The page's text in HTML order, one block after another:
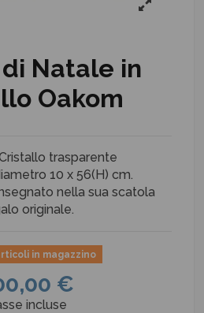
Natale in
Oakom
trasparente
10 x 56(H) cm.
nella sua scatola
originale.
in magazzino
€
incluse